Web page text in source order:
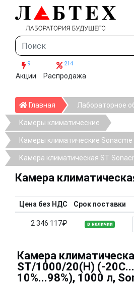
9
Акции
214
Распродажа
Главная ГлавнаяЛабораторное
Камеры климатические
Камеры климатические Sonacme
Камера климатическая ST
Камера
Цена без НДС Срок поставки
2 346 117₽ в наличии
Камера
ST/1000/20(H) (-
10%...98%), 1000 л,